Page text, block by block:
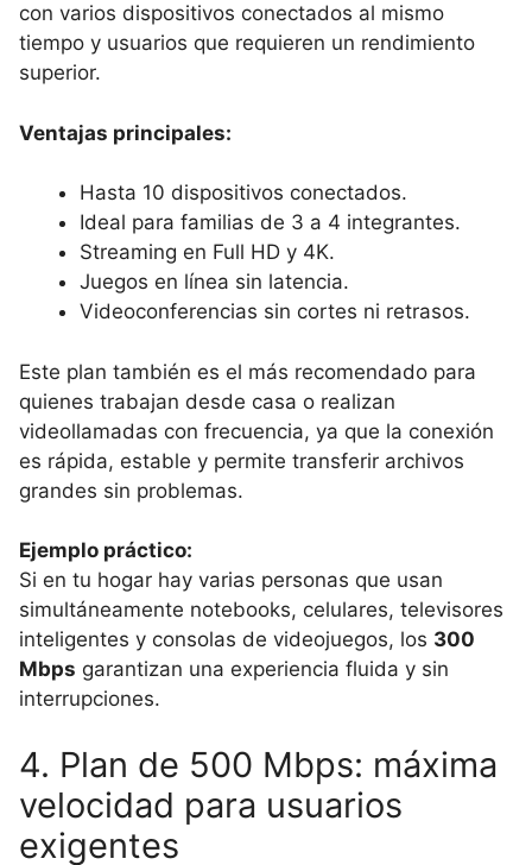
con varios dispositivos conectados al mismo
tiempo y usuarios que requieren un rendimiento
superior.
Ventajas principales:
Hasta 10 dispositivos conectados.
Ideal para familias de 3 a 4 integrantes.
Streaming en Full HD y 4K.
Juegos en línea sin latencia.
Videoconferencias sin cortes ni retrasos.
Este plan también es el más recomendado para
quienes trabajan desde casa o realizan
videollamadas con frecuencia, ya que la conexión
es rápida, estable y permite transferir archivos
grandes sin problemas.
Ejemplo práctico:
Si en tu hogar hay varias personas que usan
simultáneamente notebooks, celulares, televisores
inteligentes y consolas de videojuegos, los 300
Mbps garantizan una experiencia fluida y sin
interrupciones.
4. Plan de 500 Mbps: máxima
velocidad para usuarios
exigentes